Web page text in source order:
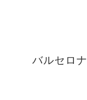
バルセロナ